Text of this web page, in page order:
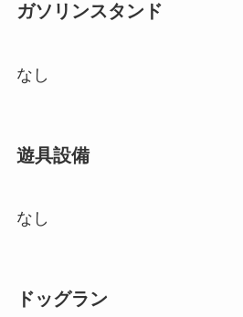
ガソリンスタンド
なし
遊具設備
なし
ドッグラン